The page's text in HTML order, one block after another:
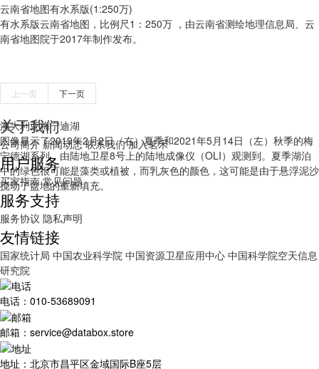
云南省地图有水系版(1:250万)
有​水系版云南省地图，比例尺1：250万 ，由云南省测绘地理信息局、云
南省地图院于2017年制作发布。
澳大利亚梅宁迪湖
图像显示了2019年2月2日（右）夏季和2021年5月14日（左）秋季的梅
宁德湖系列，由陆地卫星8号上的陆地成像仪（OLI）观测到。夏季湖泊
中的绿色很可能是藻类或植被，而乳灰色的颜色，这可能是由于悬浮泥沙
搅动了盆地的重新填充。
上一页 下一页
关于我们
公司简介 新闻动态 联系我们 加入茗禾
用户服务
买家指南 常见问题
服务支持
服务协议 隐私声明
友情链接
国家统计局 中国农业科学院 中国资源卫星应用中心 中国科学院空天信息
研究院
电话：010-53689091
邮箱：service@databox.store
地址：北京市昌平区金域国际B座5层